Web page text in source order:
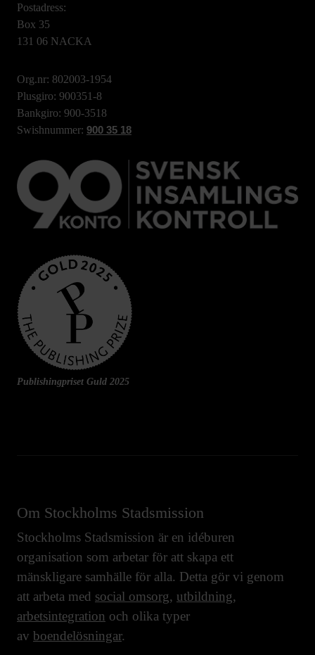
Postadress:
Box 35
131 06 NACKA
Org.nr: 802003-1954
Plusgiro: 900351-8
Bankgiro: 900-3518
Swishnummer: 900 35 18
Publishingpriset Guld 2025
Om Stockholms Stadsmission
Stockholms Stadsmission är en idéburen
organisation som arbetar för att skapa ett
mänskligare samhälle för alla. Detta gör vi genom
att arbeta med social omsorg, utbildning,
arbetsintegration och olika typer
av boendelösningar.